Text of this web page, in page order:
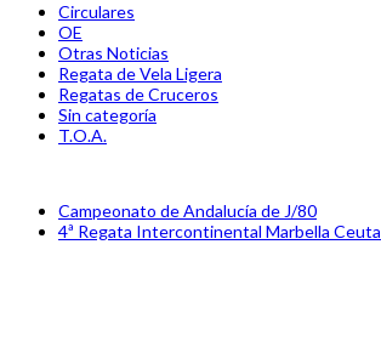
Circulares
OE
Otras Noticias
Regata de Vela Ligera
Regatas de Cruceros
Sin categoría
T.O.A.
previous
post:
Campeonato de Andalucía de J/80
next
4ª Regata Intercontinental Marbella Ceuta